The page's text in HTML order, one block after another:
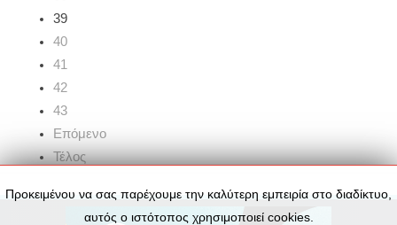
39
40
41
42
43
Επόμενο
Τέλος
Προκειμένου να σας παρέχουμε την καλύτερη εμπειρία στο διαδίκτυο,
αυτός ο ιστότοπος χρησιμοποιεί cookies.